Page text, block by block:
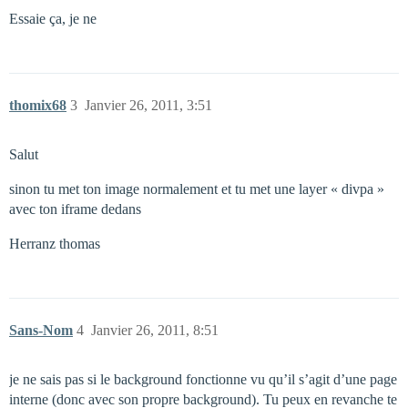
Essaie ça, je ne
thomix68 Janvier 26, 2011, 3:51
3
Salut
sinon tu met ton image normalement et tu met une layer « divpa »
avec ton iframe dedans
Herranz thomas
Sans-Nom Janvier 26, 2011, 8:51
4
je ne sais pas si le background fonctionne vu qu’il s’agit d’une page
interne (donc avec son propre background). Tu peux en revanche te